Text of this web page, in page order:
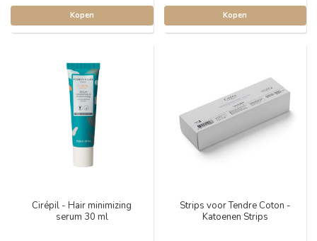
Kopen Kopen
Cirépil - Hair minimizing
serum 30 ml
Strips voor Tendre Coton -
Katoenen Strips